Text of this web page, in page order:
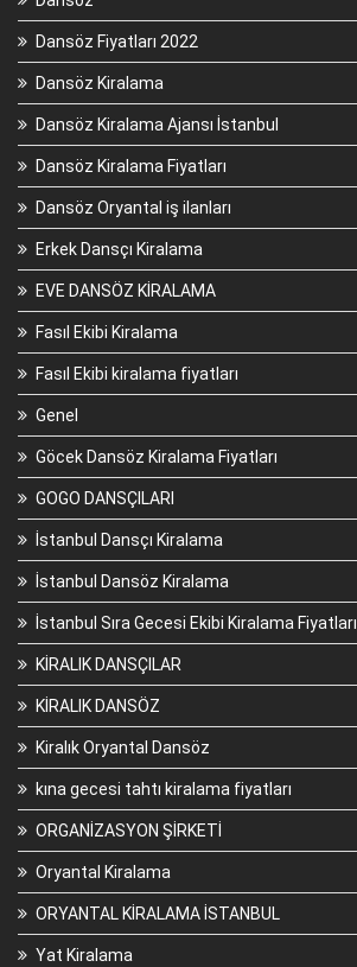
Dansöz Fiyatları 2022
Dansöz Kiralama
Dansöz Kiralama Ajansı İstanbul
Dansöz Kiralama Fiyatları
Dansöz Oryantal iş ilanları
Erkek Dansçı Kiralama
EVE DANSÖZ KİRALAMA
Fasıl Ekibi Kiralama
Fasıl Ekibi kiralama fiyatları
Genel
Göcek Dansöz Kiralama Fiyatları
GOGO DANSÇILARI
İstanbul Dansçı Kiralama
İstanbul Dansöz Kiralama
İstanbul Sıra Gecesi Ekibi Kiralama Fiyatları
KİRALIK DANSÇILAR
KİRALIK DANSÖZ
Kiralık Oryantal Dansöz
kına gecesi tahtı kiralama fiyatları
ORGANİZASYON ŞİRKETİ
Oryantal Kiralama
ORYANTAL KİRALAMA İSTANBUL
Yat Kiralama